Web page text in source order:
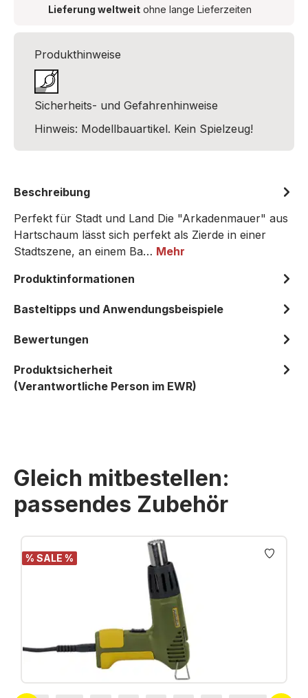
Lieferung weltweit ohne lange Lieferzeiten
Produkthinweise
Sicherheits- und Gefahrenhinweise
Hinweis: Modellbauartikel. Kein Spielzeug!
Beschreibung
Perfekt für Stadt und Land Die "Arkadenmauer" aus
Hartschaum lässt sich perfekt als Zierde in einer
Stadtszene, an einem Ba… Mehr
Produktinformationen
Basteltipps und Anwendungsbeispiele
Bewertungen
Produktsicherheit
(Verantwortliche Person im EWR)
Gleich mitbestellen:
passendes Zubehör
Produktgalerie überspringen
% SALE %